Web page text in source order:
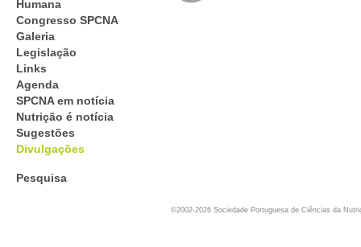
Humana
Congresso SPCNA
Galeria
Legislação
Links
Agenda
SPCNA em notícia
Nutrição é notícia
Sugestões
Divulgações
Pesquisa
©2002-2026 Sociedade Portuguesa de Ciências da